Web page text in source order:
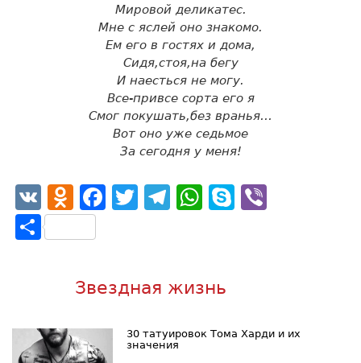
Мировой деликатес.
Мне с яслей оно знакомо.
Ем его в гостях и дома,
Сидя,стоя,на бегу
И наесться не могу.
Все-привсе сорта его я
Смог покушать,без вранья…
Вот оно уже седьмое
За сегодня у меня!
VK Odnoklassniki
Facebook
Twitter
Telegram
WhatsApp
Skype
Отправить
Звездная жизнь
30 татуировок Тома Харди и их
значения